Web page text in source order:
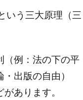
いう三大原理（三
例：法の下の平
出版の自由）
あります。